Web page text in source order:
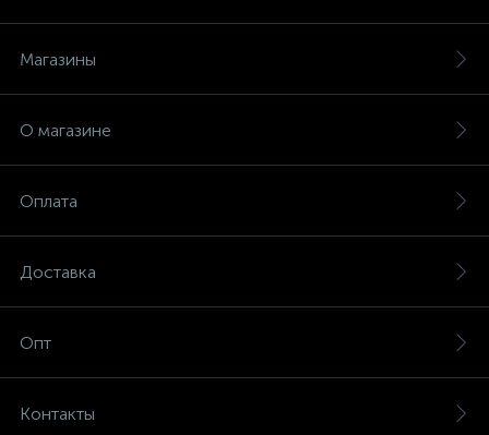
Магазины
О магазине
Оплата
Доставка
Опт
Контакты